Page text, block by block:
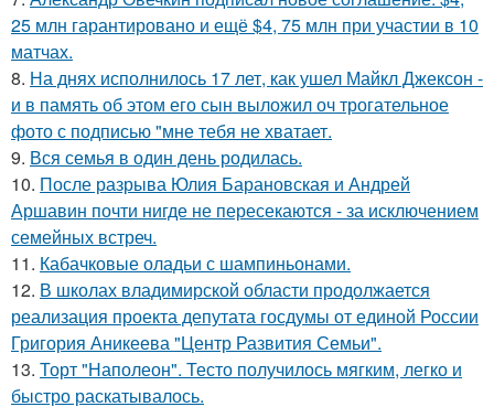
25 млн гарантировано и ещё $4, 75 млн при участии в 10
матчах.
8. На днях исполнилось 17 лет, как ушел Майкл Джексон -
и в память об этом его сын выложил оч трогательное
фото с подписью "мне тебя не хватает.
9. Вся семья в один день родилась.
10. После разрыва Юлия Барановская и Андрей
Аршавин почти нигде не пересекаются - за исключением
семейных встреч.
11. Кабачковые оладьи с шампиньонами.
12. В школах владимирской области продолжается
реализация проекта депутата госдумы от единой России
Григория Аникеева "Центр Развития Семьи".
13. Торт "Наполеон". Тесто получилось мягким, легко и
быстро раскатывалось.